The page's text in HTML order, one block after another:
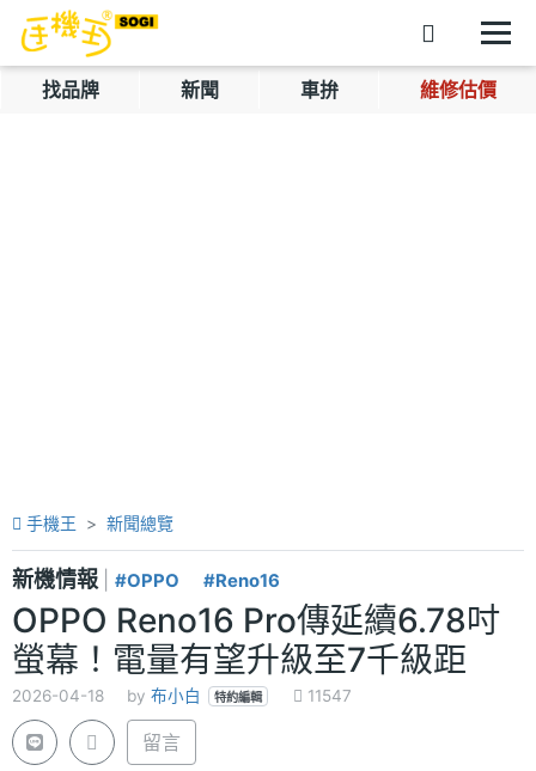
找品牌 新聞 車拚 維修估價
手機王 新聞總覽
新機情報 #OPPO #Reno16
OPPO Reno16 Pro傳延續6.78吋
螢幕！電量有望升級至7千級距
2026-04-18 by 布小白 特約編輯 11547
留言